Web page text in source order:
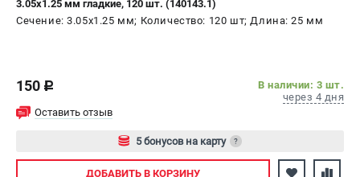
3.05х1.25 мм гладкие, 120 шт. (140143.1)
Сечение: 3.05х1.25 мм; Количество: 120 шт; Длина: 25 мм
150 c
В наличии: 3 шт.
через 4 дня
Оставить отзыв
5 бонусов на карту ?
Авторизуйтесь
ДОБАВИТЬ В КОРЗИНУ